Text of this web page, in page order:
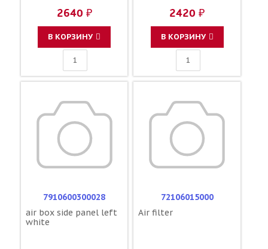
2640 ₽
В КОРЗИНУ
2420 ₽
В КОРЗИНУ
7910600300028
air box side panel left
white
72106015000
Air filter